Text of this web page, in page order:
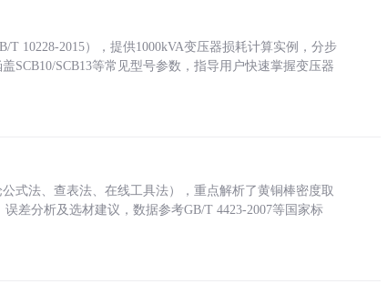
10228-2015），提供1000kVA变压器损耗计算实例，分步
SCB10/SCB13等常见型号参数，指导用户快速掌握变压器
式法、查表法、在线工具法），重点解析了黄铜棒密度取
差分析及选材建议，数据参考GB/T 4423-2007等国家标